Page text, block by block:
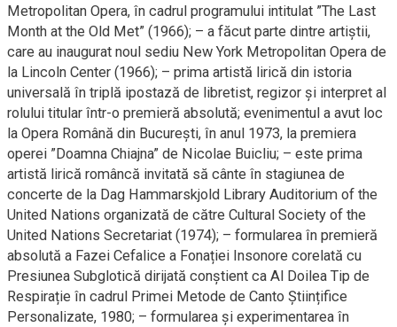
Metropolitan Opera, în cadrul programului intitulat ”The Last
Month at the Old Met” (1966); – a făcut parte dintre artiștii,
care au inaugurat noul sediu New York Metropolitan Opera de
la Lincoln Center (1966); – prima artistă lirică din istoria
universală în triplă ipostază de libretist, regizor și interpret al
rolului titular într-o premieră absolută; evenimentul a avut loc
la Opera Română din București, în anul 1973, la premiera
operei ”Doamna Chiajna” de Nicolae Buicliu; – este prima
artistă lirică româncă invitată să cânte în stagiunea de
concerte de la Dag Hammarskjold Library Auditorium of the
United Nations organizată de către Cultural Society of the
United Nations Secretariat (1974); – formularea în premieră
absolută a Fazei Cefalice a Fonației Insonore corelată cu
Presiunea Subglotică dirijată conștient ca Al Doilea Tip de
Respirație în cadrul Primei Metode de Canto Științifice
Personalizate, 1980; – formularea și experimentarea în